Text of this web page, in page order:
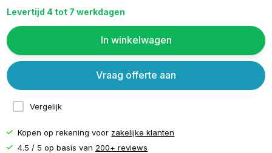
Levertijd 4 tot 7 werkdagen
In winkelwagen
Vergelijk
Vraag offerte aan
Kopen op rekening voor zakelijke klanten
4.5 / 5 op basis van 200+ reviews